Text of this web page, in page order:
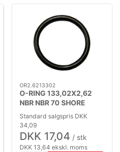
OR2.6213302
O-RING 133,02X2,62
NBR NBR 70 SHORE
Standard salgspris DKK
34,09
DKK 17,04 / stk
DKK 13,64 ekskl. moms